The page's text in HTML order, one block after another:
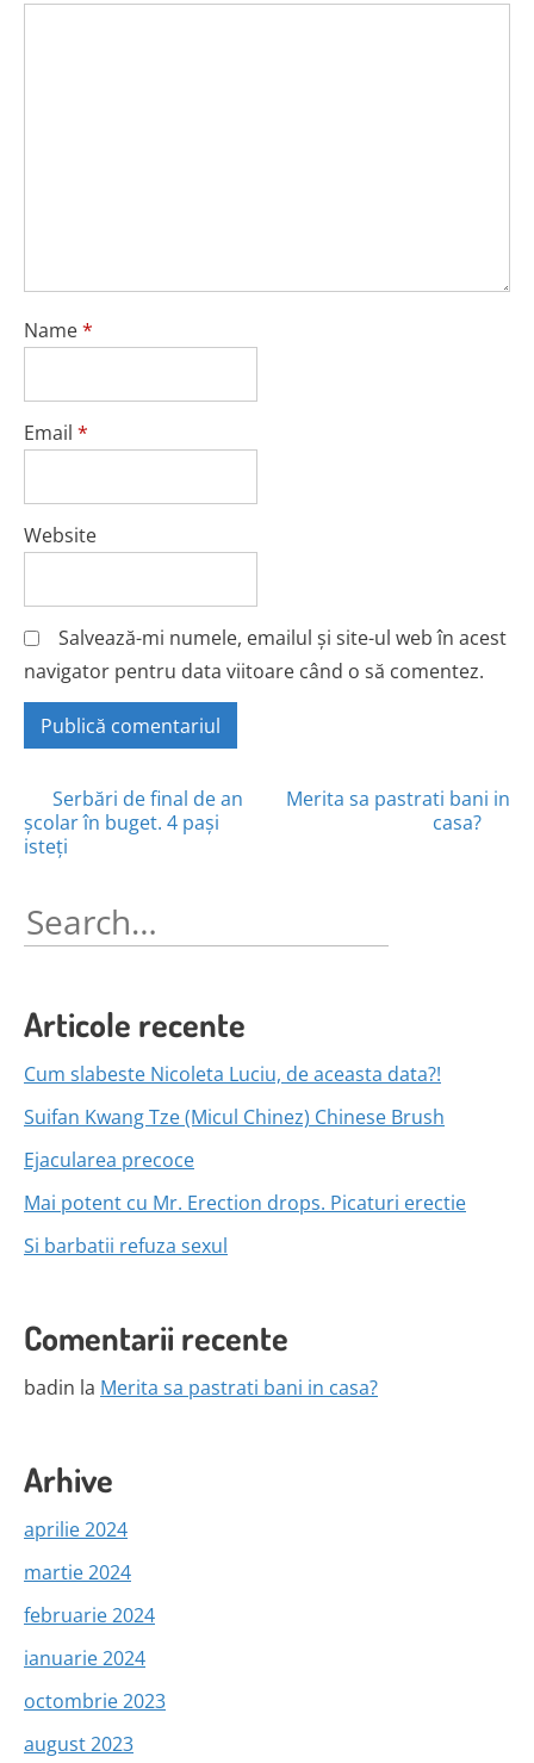
Name*
Email *
Website
Salvează-mi numele, emailul și site-ul web în acest
navigator pentru data viitoare când o să comentez.
Posts
navigation
Serbări de final de an
școlar în buget. 4 pași
isteți
Merita sa pastrati bani in
casa?
Search
for:
Articole recente
Cum slabeste Nicoleta Luciu, de aceasta data?!
Suifan Kwang Tze (Micul Chinez) Chinese Brush
Ejacularea precoce
Mai potent cu Mr. Erection drops. Picaturi erectie
Si barbatii refuza sexul
Comentarii recente
badin la Merita sa pastrati bani in casa?
Arhive
aprilie 2024
martie 2024
februarie 2024
ianuarie 2024
octombrie 2023
august 2023